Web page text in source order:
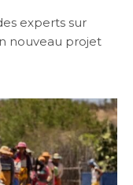
experts sur
nouveau projet